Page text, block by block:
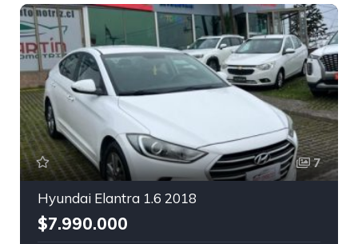
7
Hyundai Elantra 1.6 2018
$7.990.000